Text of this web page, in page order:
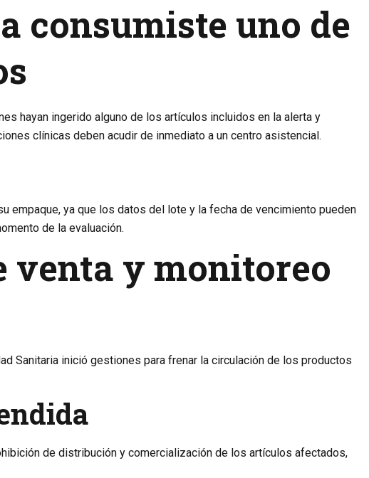
consumiste uno de
hayan ingerido alguno de los artículos incluidos en la alerta y
clínicas deben acudir de inmediato a un centro asistencial.
empaque, ya que los datos del lote y la fecha de vencimiento pueden
de la evaluación.
venta y monitoreo
Sanitaria inició gestiones para frenar la circulación de los productos
de distribución y comercialización de los artículos afectados,